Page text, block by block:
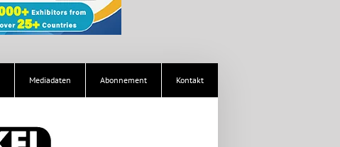
Mediadaten Abonnement Kontakt